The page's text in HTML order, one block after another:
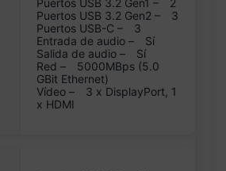
Puertos USB 3.2 Gen1 –
2
Puertos USB 3.2 Gen2 –
3
Puertos USB-C –
3
Entrada de audio –
Sí
Salida de audio –
Sí
Red –
5000MBps (5.0
GBit Ethernet)
Vídeo –
3 x DisplayPort, 1
x HDMI